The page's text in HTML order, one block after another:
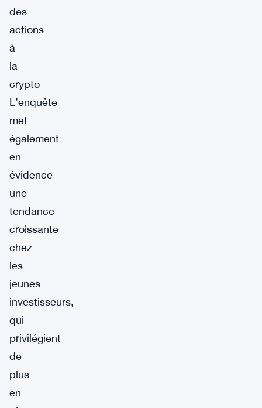
des
actions
à
la
crypto
L’enquête
met
également
en
évidence
une
tendance
croissante
chez
les
jeunes
investisseurs,
qui
privilégient
de
plus
en